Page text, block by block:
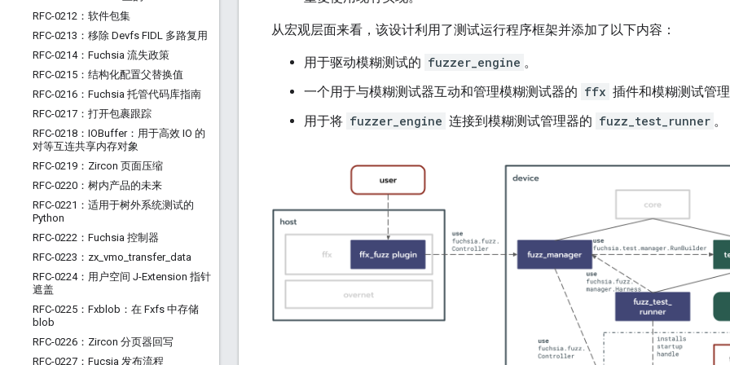
RFC-0212：软件包集
RFC-0213：移除 Devfs FIDL 多路复用
RFC-0214：Fuchsia 流失政策
RFC-0215：结构化配置父替换值
RFC-0216：Fuchsia 托管代码库指南
RFC-0217：打开包裹跟踪
RFC-0218：IOBuffer：用于高效 IO 的
对等互连共享内存对象
RFC-0219：Zircon 页面压缩
RFC-0220：树内产品的未来
RFC-0221：适用于树外系统测试的
Python
RFC-0222：Fuchsia 控制器
RFC-0223：zx vmo _transfer_ data
RFC-0224：用户空间 J-Extension 指针
遮盖
RFC-0225：Fxblob：在 Fxfs 中存储
blob
RFC-0226：Zircon 分页器回写
RFC-0227：Fucsia 发布流程
从宏观层面来看，该设计利用了测试运行程序框架并添加了以下内容：
用于驱动模糊测试的 fuzzer_engine 。
一个用于与模糊测试器互动和管理模糊测试器的 ffx 插件和模糊测试管
用于将 fuzzer_engine 连接到模糊测试管理器的 fuzz_test_runner 。